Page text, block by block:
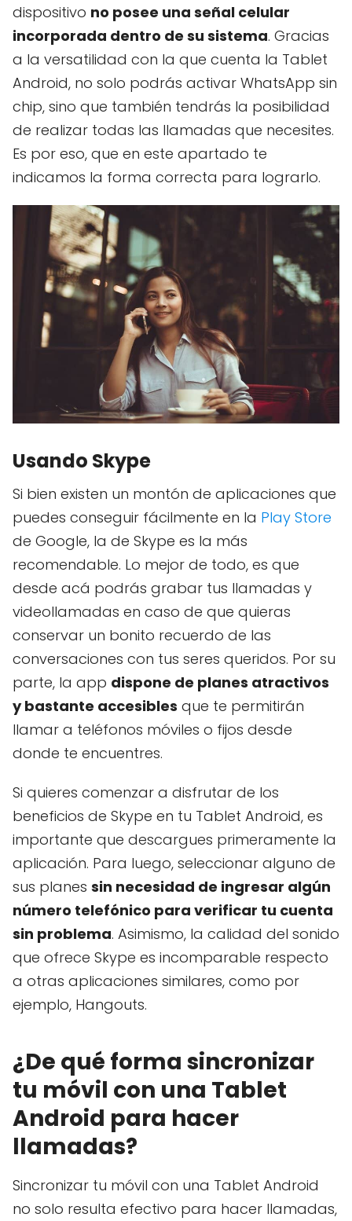
dispositivo no posee una señal celular
incorporada dentro de su sistema. Gracias
a la versatilidad con la que cuenta la Tablet
Android, no solo podrás activar WhatsApp sin
chip, sino que también tendrás la posibilidad
de realizar todas las llamadas que necesites.
Es por eso, que en este apartado te
indicamos la forma correcta para lograrlo.
Usando Skype
Si bien existen un montón de aplicaciones que
puedes conseguir fácilmente en la Play Store
de Google, la de Skype es la más
recomendable. Lo mejor de todo, es que
desde acá podrás grabar tus llamadas y
videollamadas en caso de que quieras
conservar un bonito recuerdo de las
conversaciones con tus seres queridos. Por su
parte, la app dispone de planes atractivos
y bastante accesibles que te permitirán
llamar a teléfonos móviles o fijos desde
donde te encuentres.
Si quieres comenzar a disfrutar de los
beneficios de Skype en tu Tablet Android, es
importante que descargues primeramente la
aplicación. Para luego, seleccionar alguno de
sus planes sin necesidad de ingresar algún
número telefónico para verificar tu cuenta
sin problema. Asimismo, la calidad del sonido
que ofrece Skype es incomparable respecto
a otras aplicaciones similares, como por
ejemplo, Hangouts.
¿De qué forma sincronizar
tu móvil con una Tablet
Android para hacer
llamadas?
Sincronizar tu móvil con una Tablet Android
no solo resulta efectivo para hacer llamadas,